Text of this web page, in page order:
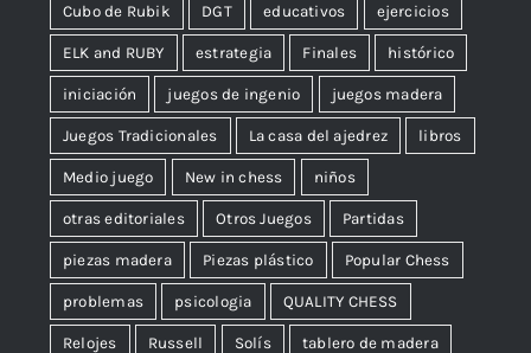
Cubo de Rubik DGT educativos ejercicios
ELK and RUBY estrategia Finales histórico
iniciación juegos de ingenio juegos madera
Juegos Tradicionales La casa del ajedrez libros
Medio juego New in chess niños
otras editoriales Otros Juegos Partidas
piezas madera Piezas plástico Popular Chess
problemas psicologia QUALITY CHESS
Relojes Russell Solís tablero de madera